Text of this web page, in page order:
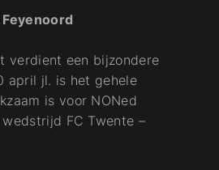
verdient een bijzondere
april jl. is het gehele
is voor NONed
FC Twente –